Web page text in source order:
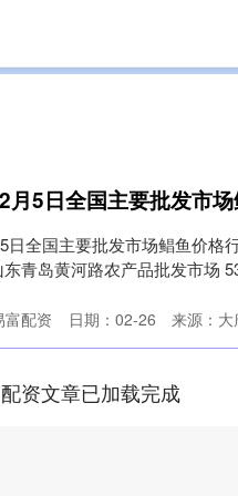
5日全国主要批发市场鲳鱼价
青岛黄河路农产品批发市场
日期：02-26 来源：
富配资
资文章已加载完成